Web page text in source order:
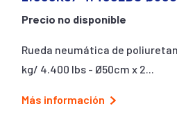
Precio no disponible
Rueda neumática de
kg/ 4.400 lbs - Ø50cm x 2...
Más información